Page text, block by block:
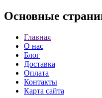
Основные
Главная
О нас
Блог
Доставка
Оплата
Контакты
Карта сайта